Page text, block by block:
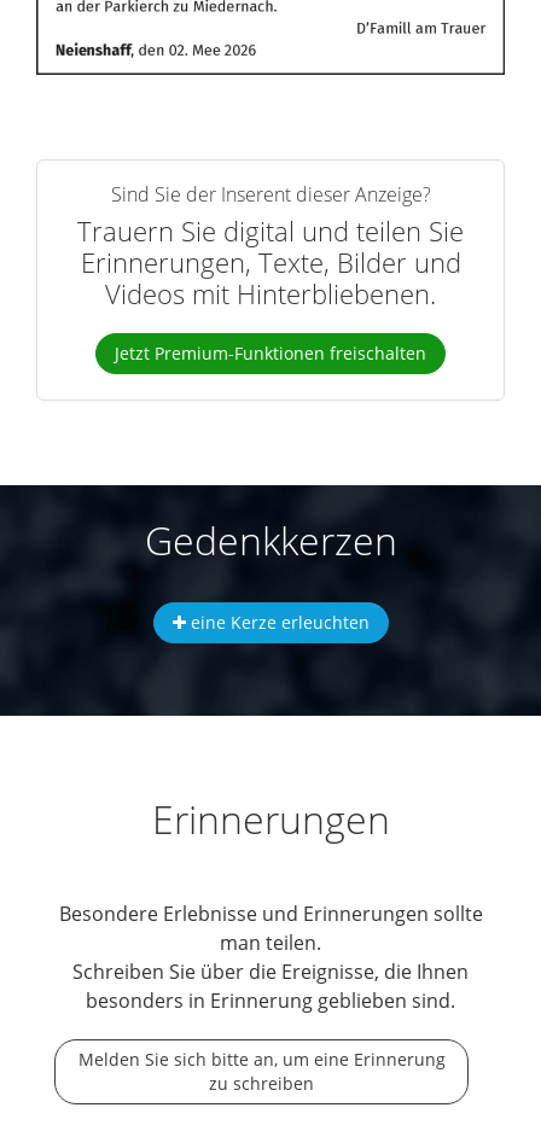
Sind Sie der Inserent dieser Anzeige?
Trauern Sie digital und teilen Sie
Erinnerungen, Texte, Bilder und
Videos mit Hinterbliebenen.
Jetzt Premium-Funktionen freischalten
Gedenkkerzen
eine Kerze erleuchten
Erinnerungen
Besondere Erlebnisse und Erinnerungen sollte
man teilen.
Schreiben Sie über die Ereignisse, die Ihnen
besonders in Erinnerung geblieben sind.
Melden Sie sich bitte an, um eine Erinnerung
zu schreiben